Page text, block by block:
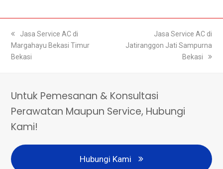
previous
post:
Jasa Service AC di
Margahayu Bekasi Timur
Bekasi
next
post:
Jasa Service AC di
Jatiranggon Jati Sampurna
Bekasi
Untuk Pemesanan & Konsultasi
Perawatan Maupun Service, Hubungi
Kami!
Hubungi Kami